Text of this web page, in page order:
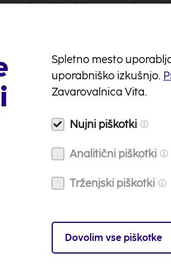
komisija, ki o tem vodi
bodo najkasneje do
igre, objavljeni na
obveščeni prek e-naslova ali
izmed treh izžrebancev dobi
nagrad ni mogoče prenesti
posameznih nagrad ne
Spletno mesto
uporabniško izkušnjo.
Zavarovalnica Vita.
Nujni piškotki
Analitični piškotki
Trženjski piškotki
Dovolim vse piškotke